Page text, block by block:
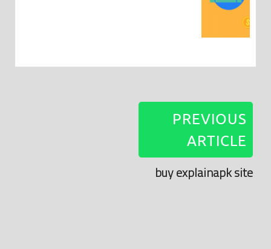
PREVIOUS
ARTICLE
buy explainapk site